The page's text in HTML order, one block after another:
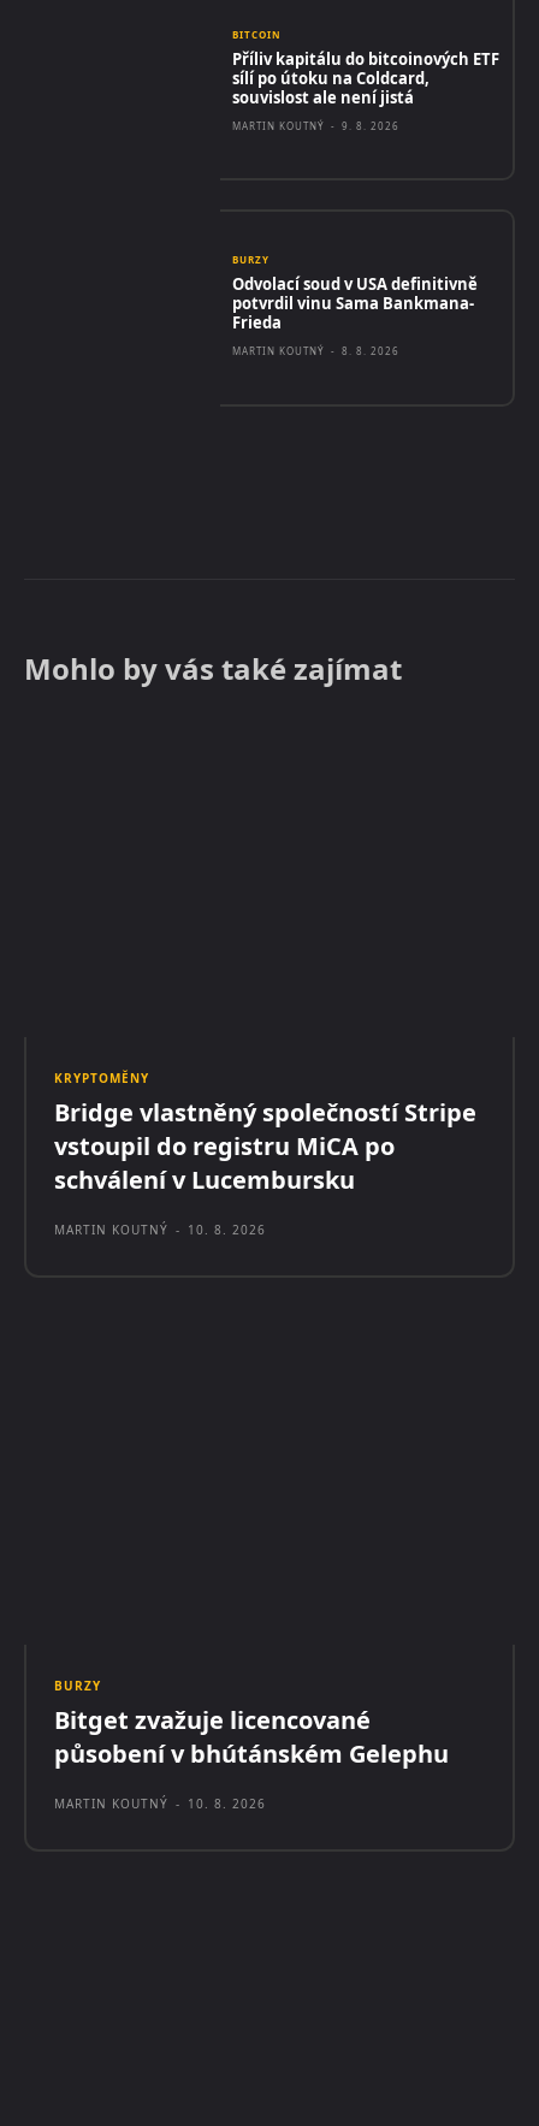
BITCOIN
Příliv kapitálu do bitcoinových ETF
sílí po útoku na Coldcard,
souvislost ale není jistá
MARTIN KOUTNÝ - 9. 8. 2026
BURZY
Odvolací soud v USA definitivně
potvrdil vinu Sama Bankmana-
Frieda
MARTIN KOUTNÝ - 8. 8. 2026
Mohlo by vás také zajímat
KRYPTOMĚNY
Bridge vlastněný společností Stripe
vstoupil do registru MiCA po
schválení v Lucembursku
MARTIN KOUTNÝ - 10. 8. 2026
BURZY
Bitget zvažuje licencované
působení v bhútánském Gelephu
MARTIN KOUTNÝ - 10. 8. 2026